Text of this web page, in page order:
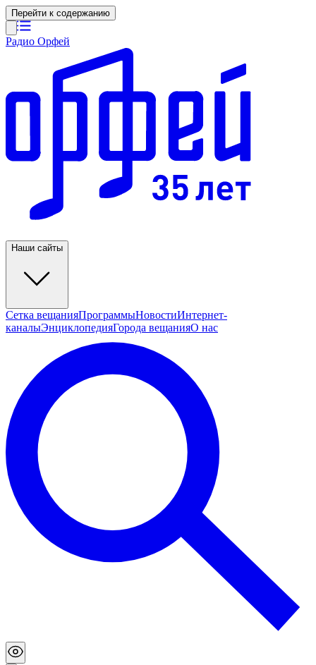
Перейти к содержанию
Радио Орфей
Наши сайты
Сетка вещанияПрограммыНовостиИнтернет-
каналыЭнциклопедияГорода вещанияО нас